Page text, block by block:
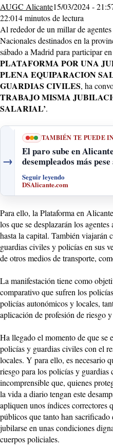
AUGC Alicante15/03/2024 -
22:014 minutos de lectura
Al rededor de un millar de
Nacionales destinados en la
sábado a Madrid para participar
PLATAFORMA POR UNA
PLENA EQUIPARACION
GUARDIAS CIVILES, ha
TRABAJO MISMA
SALARIAL’.
→
TAMBIÉN TE PUEDE
El paro sube en
desempleados más
Seguir leyendo
DSAlicante.com
Para ello, la Plataforma en
los que se desplazarán los
hasta la capital. También viajarán
guardias civiles y policías en sus
de otros medios de transporte,
La manifestación tiene como
comparativo que sufren los
policías autonómicos y locales,
aplicación de profesión de riesgo
Ha llegado el momento de que se
policías y guardias civiles con el
locales. Y para ello, es necesario
riesgo para los policías y guardias
incomprensible que, quienes
la vida a diario tengan este
apliquen unos índices correctores
públicos que tanto han sacrificado
jubilarse en unas condiciones
cuerpos policiales.